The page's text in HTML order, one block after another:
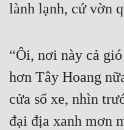
lành lạnh, cứ vờn
“Ôi, nơi này cả
hơn Tây Hoang
cửa sổ xe, nhìn
đại địa xanh mơn